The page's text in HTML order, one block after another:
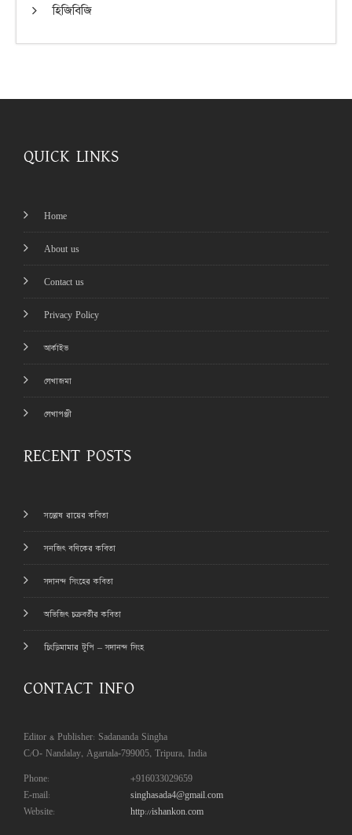
হিজিবিজি
QUICK LINKS
Home
About us
Contact us
Privacy Policy
আর্কাইভ
লেখাজমা
লেখাপঞ্জী
RECENT POSTS
সন্তোষ রায়ের কবিতা
সনজিৎ বণিকের কবিতা
সদানন্দ সিংহের কবিতা
অভিজিৎ চক্রবর্তীর কবিতা
চিংড়িমামার টুপি – সদানন্দ সিংহ
CONTACT INFO
Editor & Publisher: Sadananda Singha
C/O- Nandalay, Agartala-799005, Tripura, India
Phone:
+916033029659
E-mail:
singhasada4@gmail.com
Website:
http://ishankon.com